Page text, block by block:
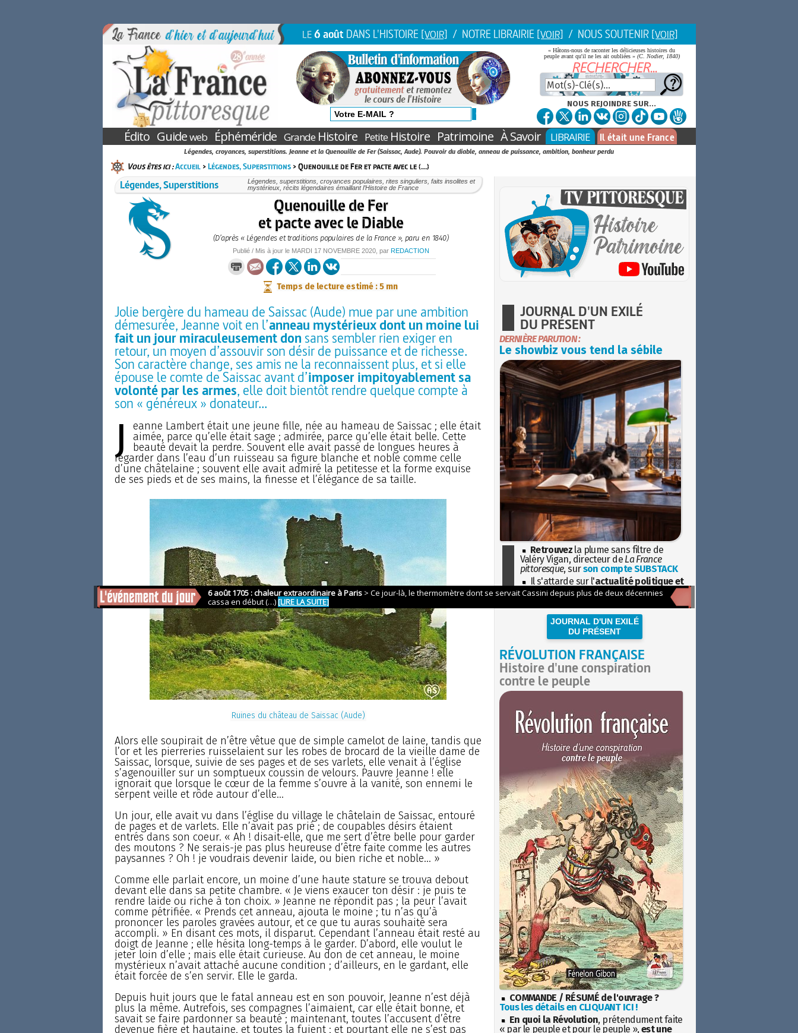
LE6 août DANS L'HISTOIRE [VOIR] / NOTRE LIBRAIRIE [VOIR] / NOUS SOUTENIR [VOIR]
« Hâtons-nous de raconter les délicieuses histoires du
peuple avant qu'il ne les ait oubliées » (C. Nodier, 1840)
NOUS REJOINDRE SUR...
Édito Guideweb Éphéméride GrandeHistoire PetiteHistoire Patrimoine À Savoir LIBRAIRIE Il était une France
Légendes, croyances, superstitions. Jeanne et la Quenouille de Fer (Saissac, Aude). Pouvoir du diable, anneau de puissance, ambition, bonheur perdu
Vous êtes ici :Accueil>Légendes, Superstitions> Quenouille de Fer et pacte avec le (…)
Légendes, Superstitions
Légendes, superstitions, croyances populaires, rites singuliers, faits insolites et
mystérieux, récits légendaires émaillant l’Histoire de France
Quenouille de Fer
et pacte avec le Diable
(D’après « Légendes et traditions populaires de la France », paru en 1840)
Publié / Mis à jour le MARDI 17 NOVEMBRE 2020, par REDACTION
Temps de lecture estimé : 5 mn
Jolie bergère du hameau de Saissac (Aude) mue par une ambition
démesurée, Jeanne voit en l’anneau mystérieux dont un moine lui
fait un jour miraculeusement don sans sembler rien exiger en
retour, un moyen d’assouvir son désir de puissance et de richesse.
Son caractère change, ses amis ne la reconnaissent plus, et si elle
épouse le comte de Saissac avant d’imposer impitoyablement sa
volonté par les armes, elle doit bientôt rendre quelque compte à
son « généreux » donateur...
J
eanne Lambert était une jeune fille, née au hameau de Saissac ; elle était
aimée, parce qu’elle était sage ; admirée, parce qu’elle était belle. Cette
beauté devait la perdre. Souvent elle avait passé de longues heures à
regarder dans l’eau d’un ruisseau sa figure blanche et noble comme celle
d’une châtelaine ; souvent elle avait admiré la petitesse et la forme exquise
de ses pieds et de ses mains, la finesse et l’élégance de sa taille.
Ruines du château de Saissac (Aude)
Alors elle soupirait de n’être vêtue que de simple camelot de laine, tandis que
l’or et les pierreries ruisselaient sur les robes de brocard de la vieille dame de
Saissac, lorsque, suivie de ses pages et de ses varlets, elle venait à l’église
s’agenouiller sur un somptueux coussin de velours. Pauvre Jeanne ! elle
ignorait que lorsque le cœur de la femme s’ouvre à la vanité, son ennemi le
serpent veille et rôde autour d’elle...
Un jour, elle avait vu dans l’église du village le châtelain de Saissac, entouré
de pages et de varlets. Elle n’avait pas prié ; de coupables désirs étaient
entrés dans son coeur. « Ah ! disait-elle, que me sert d’être belle pour garder
des moutons ? Ne serais-je pas plus heureuse d’être faite comme les autres
paysannes ? Oh ! je voudrais devenir laide, ou bien riche et noble... »
Comme elle parlait encore, un moine d’une haute stature se trouva debout
devant elle dans sa petite chambre. « Je viens exaucer ton désir : je puis te
rendre laide ou riche à ton choix. » Jeanne ne répondit pas ; la peur l’avait
comme pétrifiée. « Prends cet anneau, ajouta le moine ; tu n’as qu’à
prononcer les paroles gravées autour, et ce que tu auras souhaité sera
accompli. » En disant ces mots, il disparut. Cependant l’anneau était resté au
doigt de Jeanne ; elle hésita long-temps à le garder. D’abord, elle voulut le
jeter loin d’elle ; mais elle était curieuse. Au don de cet anneau, le moine
mystérieux n’avait attaché aucune condition ; d’ailleurs, en le gardant, elle
était forcée de s’en servir. Elle le garda.
Depuis huit jours que le fatal anneau est en son pouvoir, Jeanne n’est déjà
plus la même. Autrefois, ses compagnes l’aimaient, car elle était bonne, et
savait se faire pardonner sa beauté ; maintenant, toutes l’accusent d’être
devenue fière et hautaine, et toutes la fuient ; et pourtant elle ne s’est pas
JOURNAL D'UN EXILÉ
DU PRÉSENT
DERNIÈRE PARUTION :
Le showbiz vous tend la sébile
Retrouvez la plume sans filtre de
Valéry Vigan, directeur de La France
pittoresque, surson compte SUBSTACK
Il s'attarde sur l'actualité politique et
sociétaleavec la hauteur de vue de
JOURNAL D'UN EXILÉ
DU PRÉSENT
RÉVOLUTION FRANÇAISE
Histoire d'une conspiration
contre le peuple
COMMANDE / RÉSUMÉ de l'ouvrage ?
Tous les détails en CLIQUANT ICI !
En quoi la Révolution, prétendument faite
« par le peuple et pour le peuple », est une